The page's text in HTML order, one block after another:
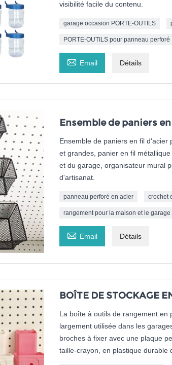
visibilité facile du contenu.
garage occasion PORTE-OUTILS
PORTE-OUTILS pour panneau perforé
 Email Détails
Ensemble de paniers
Ensemble de paniers en fil
et grandes, panier en fil
et du garage, organisateur mural
d'artisanat.
panneau perforé en acier crochet
rangement pour la maison et le garage
 Email Détails
BOÎTE DE STOCKAGE
La boîte à outils de rangement en
largement utilisée dans les
broches à fixer avec une plaque
taille-crayon, en plastique durable